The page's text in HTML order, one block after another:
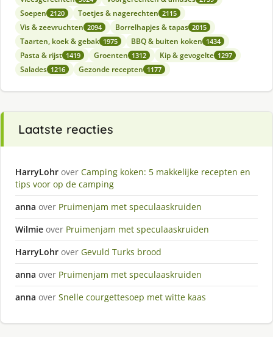
Soepen 2120 Toetjes & nagerechten 2115
Vis & zeevruchten 2094 Borrelhapjes & tapas 2015
Taarten, koek & gebak 1975 BBQ & buiten koken 1434
Pasta & rijst 1419 Groenten 1312 Kip & gevogelte 1297
Salades 1216 Gezonde recepten 1177
Laatste reacties
HarryLohr over Camping koken: 5 makkelijke recepten en
tips voor op de camping
anna over Pruimenjam met speculaaskruiden
Wilmie over Pruimenjam met speculaaskruiden
HarryLohr over Gevuld Turks brood
anna over Pruimenjam met speculaaskruiden
anna over Snelle courgettesoep met witte kaas